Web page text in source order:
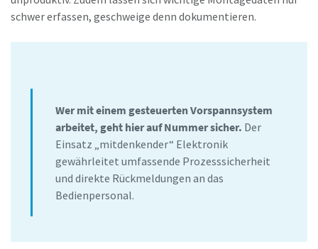
schwer erfassen, geschweige denn dokumentieren.
Wer mit einem gesteuerten Vorspannsystem
arbeitet, geht hier auf Nummer sicher. Der
Einsatz „mitdenkender“ Elektronik
gewährleitet umfassende Prozesssicherheit
und direkte Rückmeldungen an das
Bedienpersonal.